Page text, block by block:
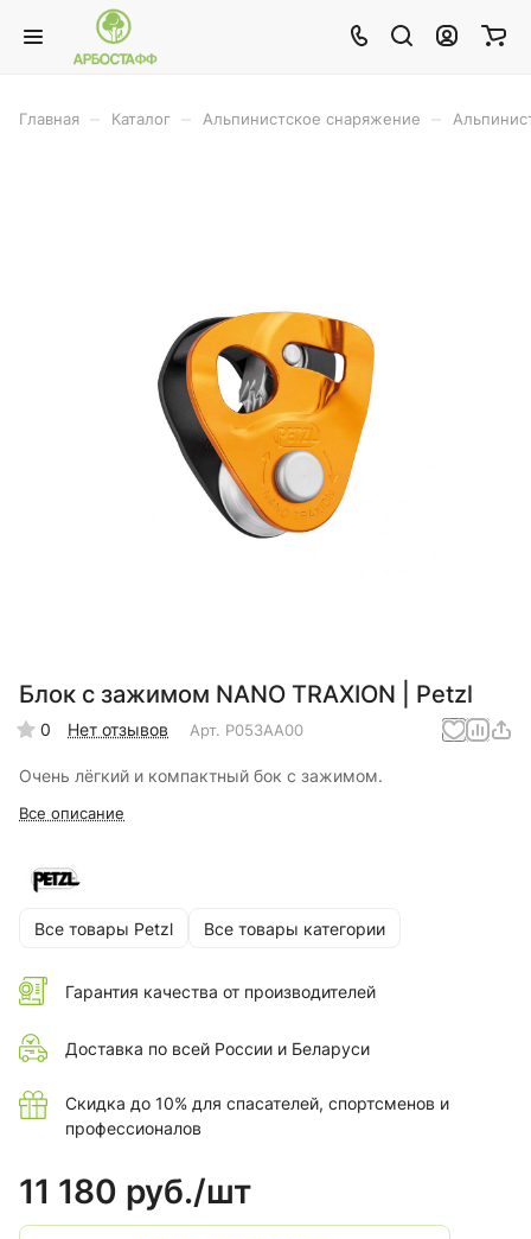
Главная Каталог Альпинистское снаряжение
Блок с зажимом NANO TRAXION | Petzl
0 Нет отзывов Арт. P053AA00
Очень лёгкий и компактный бок с зажимом.
Все описание
Все товары Petzl Все товары категории
Гарантия качества от производителей
Доставка по всей России и Беларуси
Скидка до 10% для спасателей, спортсменов и
профессионалов
11 180 руб./шт